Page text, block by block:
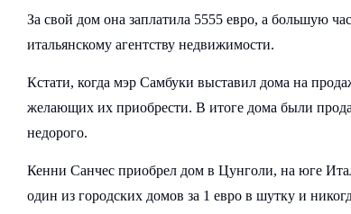
За свой дом она заплатила 5555 евро, а большую
итальянскому агентству недвижимости.
Кстати, когда мэр Самбуки выставил дома на
желающих их приобрести. В итоге дома были
недорого.
Кенни Санчес приобрел дом в Цунголи, на юге
один из городских домов за 1 евро в шутку и